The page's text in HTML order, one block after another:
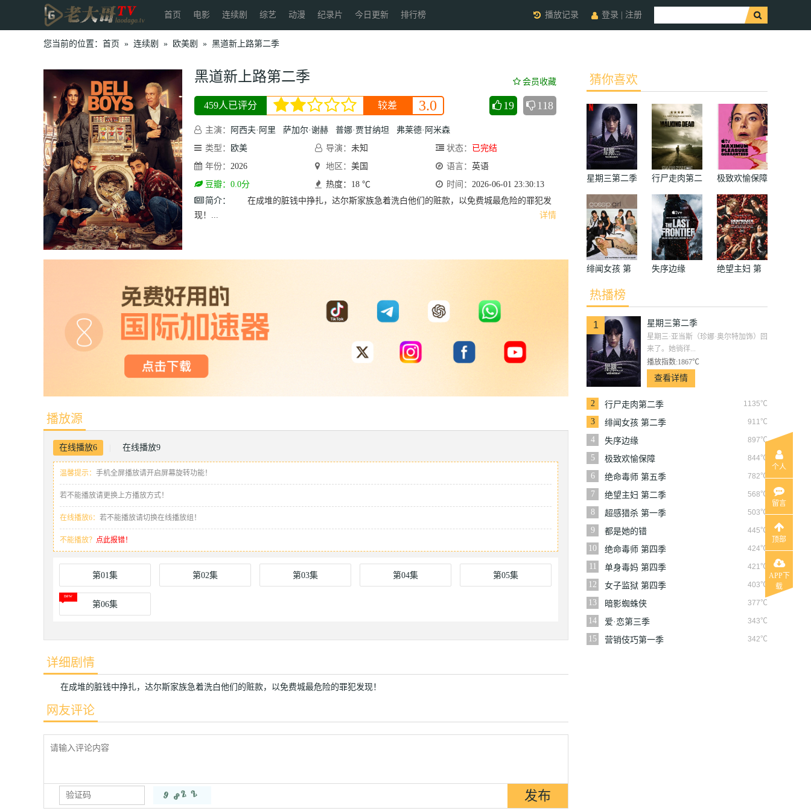
首页 电影 连续剧 综艺 动漫 纪录片 今日更新 排行榜 登录 注册
播放记录
您当前的位置： 首页 » 连续剧 » 欧美剧 » 黑道新上路第二季
黑道新上路第二季 会员收藏
459人已评分 较差 3.0 19 118
主演： 阿西夫·阿里 萨加尔·谢赫 普娜·贾甘纳坦
弗莱德·阿米森
类型：
欧美 导演： 未知 状态：
已完结
年份： 2026 地区： 美国 语言： 英语
豆瓣：0.0分
热度：18 ℃ 时间： 2026-06-01 23:30:13
简介：
详情
在成堆的脏钱中挣扎，达尔斯家族急着洗白他们的赃款，以免费城最危险的罪犯发
现！...
播放源
在线播放6 在线播放9
温馨提示： 手机全屏播放请开启屏幕旋转功能！
若不能播放请更换上方播放方式！
在线播放6： 若不能播放请切换在线播放组！
不能播放？ 点此报错！
第01集 第02集 第03集 第04集 第05集
第06集
详细剧情
在成堆的脏钱中挣扎，达尔斯家族急着洗白他们的赃款，以免费城最危险的罪犯发现！
网友评论
猜你喜欢
星期三第二季
行尸走肉第二
季
极致欢愉保障
绯闻女孩 第
二季
失序边缘
绝望主妇 第
热播榜
1 星期三第二季
星期三·亚当斯（珍娜·奥尔特加饰）回
来了。她徜徉...
播放指数:1867℃
查看详情
2 1135℃
行尸走肉第二季
3
911℃
绯闻女孩 第二季
4
897℃
失序边缘
5
844℃
极致欢愉保障
6
782℃
绝命毒师 第五季
7
568℃
绝望主妇 第二季
8
503℃
超感猎杀 第一季
9
445℃
都是她的错
10
424℃
绝命毒师 第四季
11
421℃
单身毒妈 第四季
12
403℃
女子监狱 第四季
13
377℃
暗影蜘蛛侠
14
343℃
爱·恋第三季
15
342℃
营销伎巧第一季
个人
留言
顶部
APP下
载